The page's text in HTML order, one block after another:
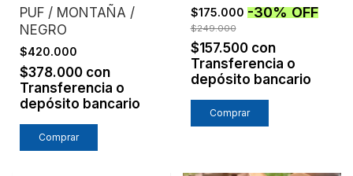
PUF / MONTAÑA /
NEGRO
$420.000
$378.000 con
Transferencia o
depósito bancario
$175.000 -30%OFF
$249.000
$157.500 con
Transferencia o
depósito bancario